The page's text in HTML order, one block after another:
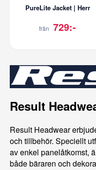
PureLite Jacket | Herr
från 729:-
Result
Result Headwear
och tillbehör. Speciellt
av enkel panelåtkomst,
både bäraren och